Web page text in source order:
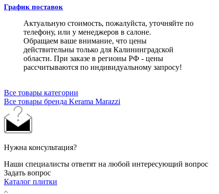
График поставок
Актуальную стоимость, пожалуйста, уточняйте по
телефону, или у менеджеров в салоне.
Обращаем ваше внимание, что цены
действительны только для Калининградской
области. При заказе в регионы РФ - цены
рассчитываются по индивидуальному запросу!
Все товары категории
Все товары бренда Kerama Marazzi
Нужна консультация?
Наши специалисты ответят на любой интересующий вопрос
Задать вопрос
Каталог плитки